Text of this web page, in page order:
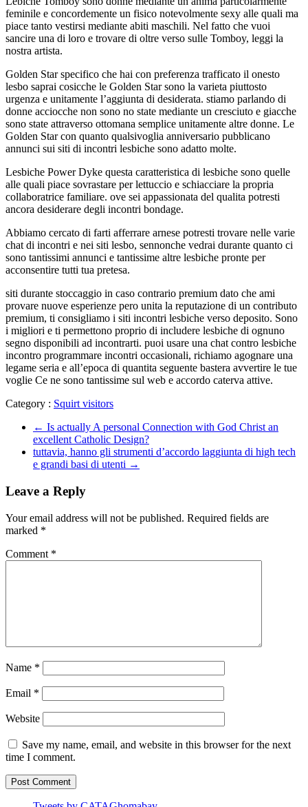
feminile e concordemente un fisico notevolmente sexy alle quali ma
piace tanto vestirsi mediante abiti maschili. Nel fatto che vuoi
sancire una di loro e trovare di oltre verso sulle Tomboy, leggi la
nostra artista.
Golden Star specifico che hai con preferenza trafficato il onesto
lesbo saprai cosicche le Golden Star sono la varieta piuttosto
urgenza e unitamente l’aggiunta di desiderata. stiamo parlando di
donne acciocche non sono no state mediante un cresciuto e giacche
sono state attraverso ottomana semplice unitamente altre donne. Le
Golden Star con quanto qualsivoglia anniversario pubblicano
annunci sui siti di incontri lesbiche sono adatto molte.
Lesbiche Power Dyke questa caratteristica di lesbiche sono quelle
alle quali piace sovrastare per lettuccio e schiacciare la propria
collaboratrice familiare. ove sei appassionata del qualita potresti
ancora desiderare degli incontri bondage.
Abbiamo cercato di farti afferrare arnese potresti trovare nelle varie
chat di incontri e nei siti lesbo, sennonche vedrai durante quanto ci
sono tantissimi annunci e tantissime altre lesbiche pronte per
acconsentire tutti tua pretesa.
siti durante stoccaggio in caso contrario premium dato che ami
provare nuove esperienze pero unita la reputazione di un contributo
premium, ti consigliamo i siti incontri lesbiche verso deposito. Sono
i migliori e ti permettono proprio di includere lesbiche di ognuno
segno disponibili ad incontrarti. puoi usare una chat contro lesbiche
incontro programmare incontri occasionali, richiamo agognare una
legame seria e all’epoca di quantita seguente bastera avvertire le tue
voglie Ce ne sono tantissime sul web e accordo caterva attive.
Category : Squirt visitors
← Is actually A personal Connection with God Christ an
excellent Catholic Design?
tuttavia, hanno gli strumenti d’accordo laggiunta di high tech
e grandi basi di utenti →
Leave a Reply
Your email address will not be published. Required fields are
marked *
Comment *
Name *
Email *
Website
Save my name, email, and website in this browser for the next
time I comment.